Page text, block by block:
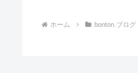
ホーム bonton.ブログ